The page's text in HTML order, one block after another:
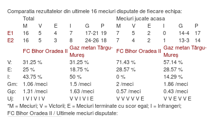
Comparatia rezultatelor din ultimele 16 meciuri disputate de fiecare echipa:
Total
Meciuri jucate acasa
M
V E I G P M V E I G
P
E1
16 5 4 7 17-21 19 7 5 2 0 14-4
17
E2
16 5 3 8 24-26 18 7 4 2 1 13-3
14
FC Bihor Oradea II Gaz metan Târgu-
Mureș
FC Bihor Oradea II Gaz metan Târgu-
Mureș
V:
31.25 % 31.25 % 71.43 %
57.14 %
E:
25 % 18.75 % 28.57 %
28.57 %
I:
43.75 % 50 % 0 %
14.29 %
Gm:
1.06 /meci 1.5 /meci 2 /meci
1.86 /meci
Gp:
1.31 /meci 1.63 /meci 0.57 /meci
0.43 /meci
Uj:
I V I V I V VV I V I E VVVVV E VV EVV E
*M = Meciuri; V = Victorii; E = Meciuri terminate cu scor egal; I = Infrangeri;
FC Bihor Oradea II / Ultimele meciuri disputate: